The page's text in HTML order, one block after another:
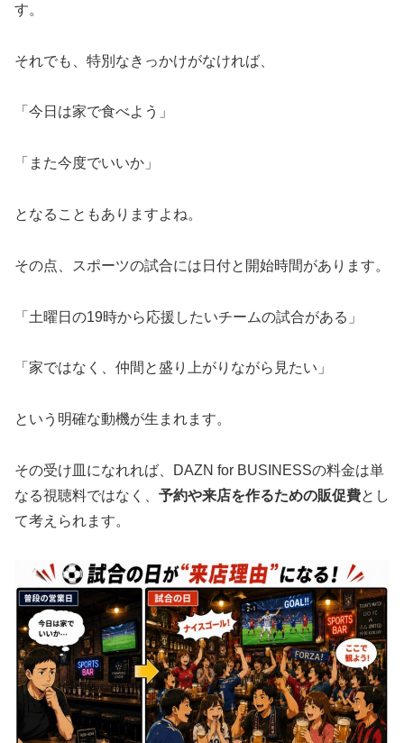
す。
それでも、特別なきっかけがなければ、
「今日は家で食べよう」
「また今度でいいか」
となることもありますよね。
その点、スポーツの試合には日付と開始時間があります。
「土曜日の19時から応援したいチームの試合がある」
「家ではなく、仲間と盛り上がりながら見たい」
という明確な動機が生まれます。
その受け皿になれれば、DAZN for BUSINESSの料金は単
なる視聴料ではなく、 予約や来店を作るための販促費とし
て考えられます。